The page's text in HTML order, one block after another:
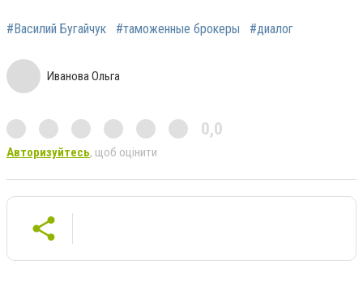
#Василий Бугайчук #таможенные брокеры #диалог
Иванова Ольга
0,0
Авторизуйтесь, щоб оцінити